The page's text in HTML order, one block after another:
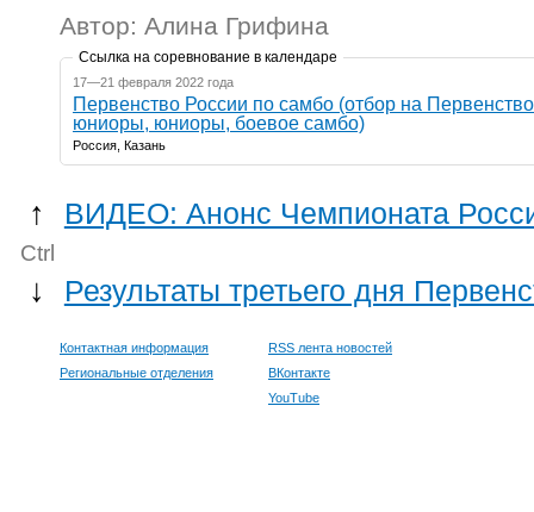
Автор: Алина Грифина
Ссылка на соревнование в календаре
17—21 февраля 2022 года
Первенство России по самбо (отбор на
юниоры, юниоры, боевое самбо)
Россия, Казань
↑ ВИДЕО: Анонс Чемпионата
Ctrl
↓ Результаты третьего дня
Контактная информация
Региональные отделения
RSS лента новостей
ВКонтакте
YouTube